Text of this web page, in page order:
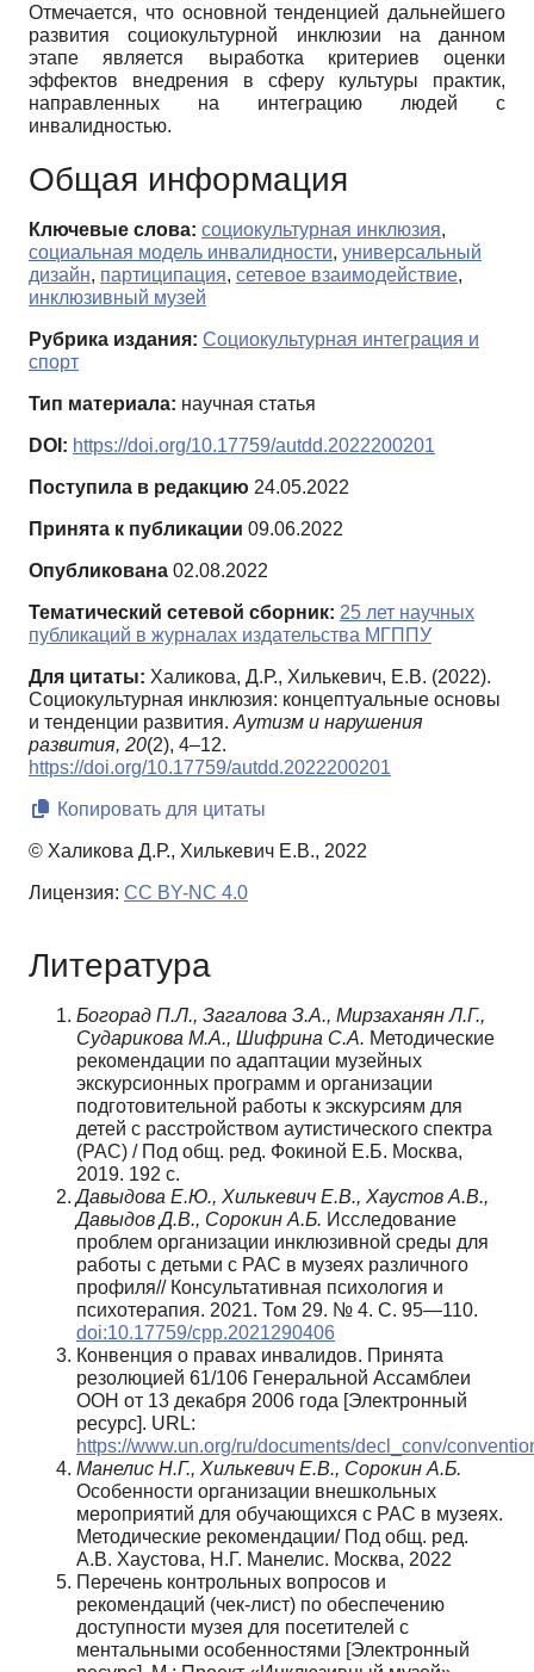
Отмечается, что основной тенденцией дальнейшего
развития социокультурной инклюзии на данном
этапе является выработка критериев оценки
эффектов внедрения в сферу культуры практик,
направленных на интеграцию людей с
инвалидностью.
Общая информация
Ключевые слова: социокультурная инклюзия,
социальная модель инвалидности, универсальный
дизайн, партиципация, сетевое взаимодействие,
инклюзивный музей
Рубрика издания: Социокультурная интеграция и
спорт
Тип материала: научная статья
DOI: https://doi.org/10.17759/autdd.2022200201
Поступила в редакцию 24.05.2022
Принята к публикации 09.06.2022
Опубликована 02.08.2022
Тематический сетевой сборник: 25 лет научных
публикаций в журналах издательства МГППУ
Для цитаты: Халикова, Д.Р., Хилькевич, Е.В. (2022).
Социокультурная инклюзия: концептуальные основы
и тенденции развития. Аутизм и нарушения
развития, 20(2), 4–12.
https://doi.org/10.17759/autdd.2022200201
Копировать для цитаты
© Халикова Д.Р., Хилькевич Е.В., 2022
Лицензия: CC BY-NC 4.0
Литература
Богорад П.Л., Загалова З.А., Мирзаханян Л.Г.,
Сударикова М.А., Шифрина С.А. Методические
рекомендации по адаптации музейных
экскурсионных программ и организации
подготовительной работы к экскурсиям для
детей с расстройством аутистического спектра
(РАС) / Под общ. ред. Фокиной Е.Б. Москва,
2019. 192 с.
Давыдова Е.Ю., Хилькевич Е.В., Хаустов А.В.,
Давыдов Д.В., Сорокин А.Б. Исследование
проблем организации инклюзивной среды для
работы с детьми с РАС в музеях различного
профиля// Консультативная психология и
психотерапия. 2021. Том 29. № 4. С. 95—110.
doi:10.17759/cpp.2021290406
Конвенция о правах инвалидов. Принята
резолюцией 61/106 Генеральной Ассамблеи
ООН от 13 декабря 2006 года [Электронный
ресурс]. URL:
https://www.un.org/ru/documents/decl_conv/
Манелис Н.Г., Хилькевич Е.В., Сорокин А.Б.
Особенности организации внешкольных
мероприятий для обучающихся с РАС в музеях.
Методические рекомендации/ Под общ. ред.
А.В. Хаустова, Н.Г. Манелис. Москва, 2022
Перечень контрольных вопросов и
рекомендаций (чек-лист) по обеспечению
доступности музея для посетителей с
ментальными особенностями [Электронный